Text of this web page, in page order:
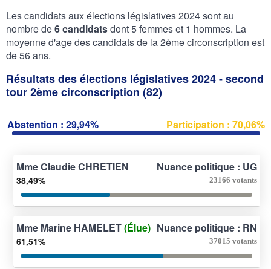
Les candidats aux élections législatives 2024 sont au
nombre de6 candidatsdont 5 femmes et 1 hommes. La
moyenne d'age des candidats de la 2ème circonscription est
de 56 ans.
Résultats des élections législatives 2024 - second
tour 2ème circonscription (82)
Abstention : 29,94% Participation : 70,06%
Mme Claudie CHRETIEN Nuance politique : UG
38,49% 23166 votants
Mme Marine HAMELET(Élue) Nuance politique : RN
61,51% 37015 votants